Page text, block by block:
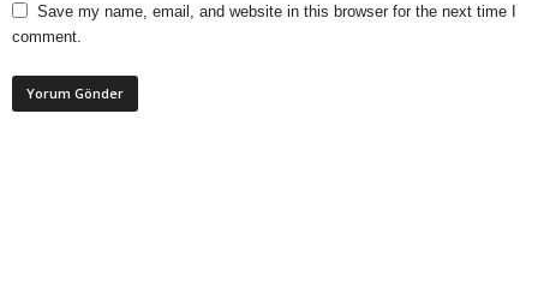
Save my name, email, and website in this browser for the next time I
comment.